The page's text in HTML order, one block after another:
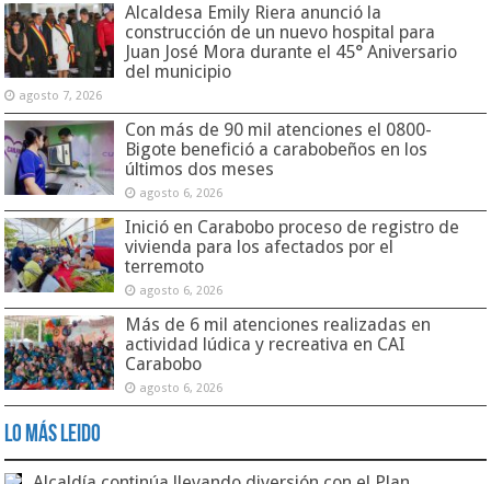
Alcaldesa Emily Riera anunció la
construcción de un nuevo hospital para
Juan José Mora durante el 45° Aniversario
del municipio
agosto 7, 2026
Con más de 90 mil atenciones el 0800-
Bigote benefició a carabobeños en los
últimos dos meses
agosto 6, 2026
Inició en Carabobo proceso de registro de
vivienda para los afectados por el
terremoto
agosto 6, 2026
Más de 6 mil atenciones realizadas en
actividad lúdica y recreativa en CAI
Carabobo
agosto 6, 2026
Lo Más Leido